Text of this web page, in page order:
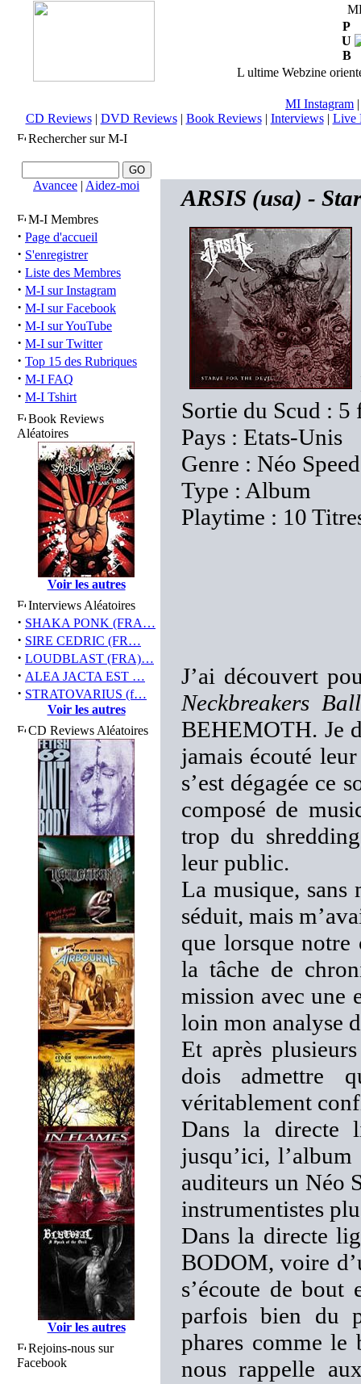
P
U
B
L ultime Webzine
MI Instagram
CD Reviews| DVD Reviews| Book Reviews| Interviews| Live
Rechercher sur M-I
Avancee | Aidez-moi
M-I Membres
· Page d'accueil
· S'enregistrer
· Liste des Membres
· M-I sur Instagram
· M-I sur Facebook
· M-I sur YouTube
· M-I sur Twitter
· Top 15 des Rubriques
· M-I FAQ
· M-I Tshirt
Book Reviews
Aléatoires
Voir les autres
Interviews Aléatoires
· SHAKA PONK (FRA…
· SIRE CEDRIC (FR…
· LOUDBLAST (FRA)…
· ALEA JACTA EST …
· STRATOVARIUS (f…
Voir les autres
CD Reviews Aléatoires
Voir les autres
Rejoins-nous sur
Facebook
ARSIS (usa) -
Sortie du Scud :
Pays : Etats-Unis
Genre : Néo
Type : Album
Playtime : 10
J’ai découvert
Neckbreakers Ball
BEHEMOTH. Je
jamais écouté
s’est dégagée ce
composé de
trop du
leur public.
La musique, sans
séduit, mais
que lorsque notre
la tâche de
mission avec une
loin mon analyse
Et après
dois admettre
véritablement
Dans la directe
jusqu’ici,
auditeurs un Néo
instrumentistes
Dans la directe
BODOM, voire
s’écoute de bout
parfois bien du
phares comme le
nous rappelle